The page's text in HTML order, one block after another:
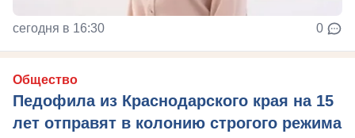
сегодня в 16:30 0
Общество
Педофила из Краснодарского края на 15
лет отправят в колонию строгого режима